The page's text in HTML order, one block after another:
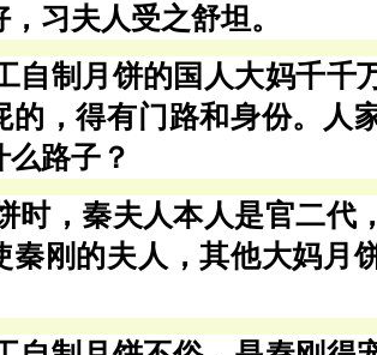
习夫人受之舒坦。
自制月饼的国人大妈千千
的，得有门路和身份。人
路子？
时，秦夫人本人是官二代
秦刚的夫人，其他大妈月